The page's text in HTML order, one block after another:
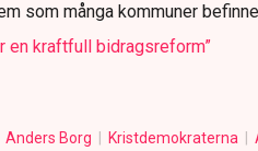
som många kommuner
en kraftfull bidrags­reform”
Anders Borg Kristdemokraterna